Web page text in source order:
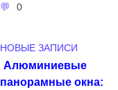
0
НОВЫЕ ЗАПИСИ
Алюминиевые
панорамные окна: